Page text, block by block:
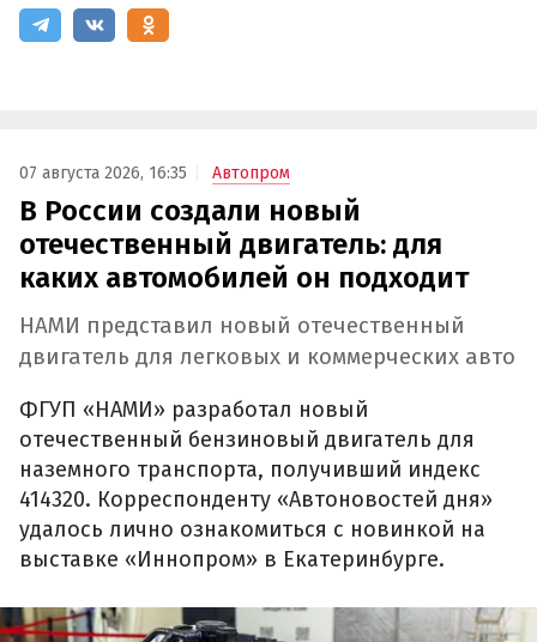
07 августа 2026, 16:35 Автопром
В России создали новый
отечественный двигатель: для
каких автомобилей он подходит
НАМИ представил новый отечественный
двигатель для легковых и коммерческих авто
ФГУП «НАМИ» разработал новый
отечественный бензиновый двигатель для
наземного транспорта, получивший индекс
414320. Корреспонденту «Автоновостей дня»
удалось лично ознакомиться с новинкой на
выставке «Иннопром» в Екатеринбурге.